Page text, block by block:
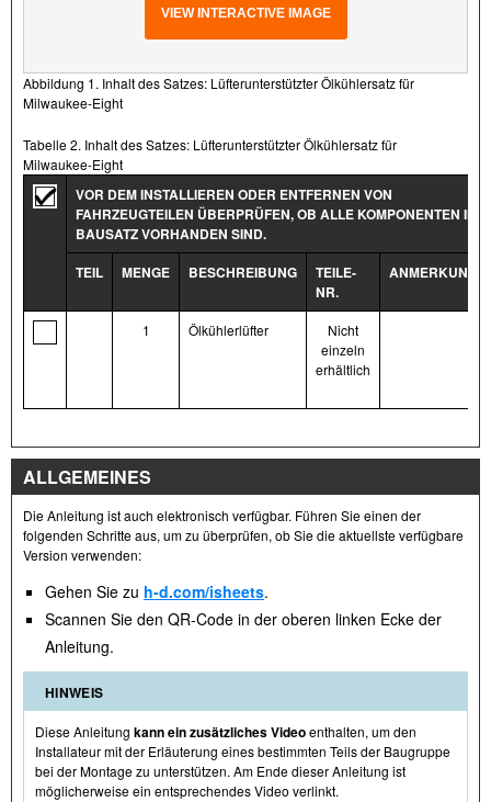
VIEW INTERACTIVE IMAGE
Abbildung 1. Inhalt des Satzes: Lüfterunterstützter Ölkühlersatz für
Milwaukee-Eight
Tabelle 2. Inhalt des Satzes: Lüfterunterstützter Ölkühlersatz für
Milwaukee-Eight
VOR DEM INSTALLIEREN ODER ENTFERNEN VON
FAHRZEUGTEILEN ÜBERPRÜFEN, OB ALLE KOMPONENTEN IM
BAUSATZ VORHANDEN SIND.
TEIL
MENGE BESCHREIBUNG
TEILE-
NR.
1 Ölkühlerlüfter
Nicht
einzeln
erhältlich
ALLGEMEINES
Die Anleitung ist auch elektronisch verfügbar. Führen Sie einen der
folgenden Schritte aus, um zu überprüfen, ob Sie die aktuellste verfügbare
Version verwenden:
Gehen Sie zu h-d.com/isheets.
Scannen Sie den QR-Code in der oberen linken Ecke der
Anleitung.
HINWEIS
Diese Anleitung kann ein zusätzliches Videoenthalten, um den
Installateur mit der Erläuterung eines bestimmten Teils der Baugruppe
bei der Montage zu unterstützen. Am Ende dieser Anleitung ist
möglicherweise ein entsprechendes Video verlinkt.